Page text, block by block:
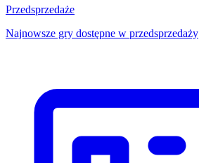
Przedsprzedaże
Najnowsze gry dostępne w przedsprzedaży